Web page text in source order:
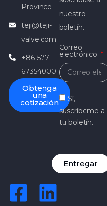
Province
teji@teji-
valve.com
+86-577-
67354000
Obtenga
una
cotización
nuestro
boletín.
Correo
electrónico
Sí,
suscríbeme a
tu boletín.
Entregar